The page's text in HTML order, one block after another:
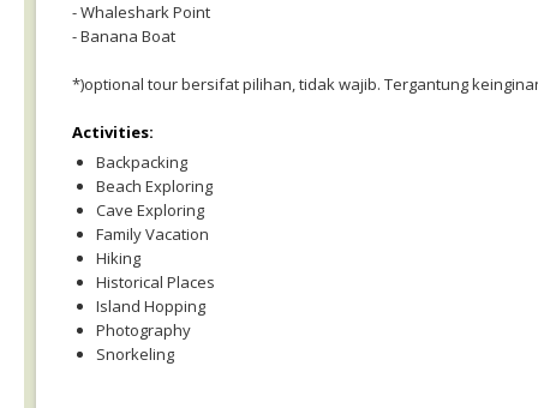
- Whaleshark Point
- Banana Boat
*)optional tour bersifat pilihan, tidak wajib. Tergantung
Activities:
Backpacking
Beach Exploring
Cave Exploring
Family Vacation
Hiking
Historical Places
Island Hopping
Photography
Snorkeling